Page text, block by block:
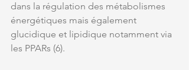
dans la régulation des métabolismes
énergétiques mais également
glucidique et lipidique notamment via
les PPARs (6).